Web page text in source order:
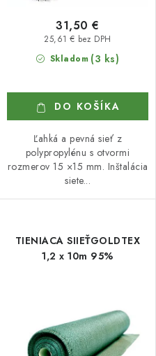
Skladom (3 ks)
25,61 € bez DPH
31,50 €
DO KOŠÍKA
Ľahká a pevná sieť z
polypropylénu s otvormi
rozmerov 15 ×15 mm. Inštalácia
siete...
TIENIACA SIIEŤGOLDTEX
1,2 x 10m 95%